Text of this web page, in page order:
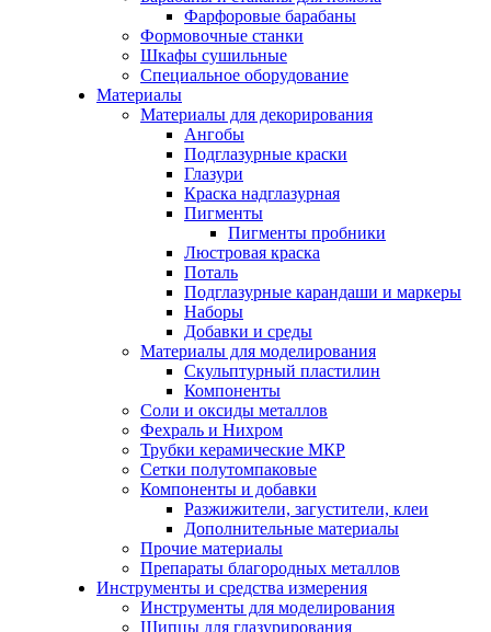
Фарфоровые барабаны
Формовочные станки
Шкафы сушильные
Специальное оборудование
Материалы
Материалы для декорирования
Ангобы
Подглазурные краски
Глазури
Краска надглазурная
Пигменты
Пигменты пробники
Люстровая краска
Поталь
Подглазурные карандаши и маркеры
Наборы
Добавки и среды
Материалы для моделирования
Скульптурный пластилин
Компоненты
Соли и оксиды металлов
Фехраль и Нихром
Трубки керамические МКР
Сетки полутомпаковые
Компоненты и добавки
Разжижители, загустители, клеи
Дополнительные материалы
Прочие материалы
Препараты благородных металлов
Инструменты и средства измерения
Инструменты для моделирования
Щипцы для глазурирования